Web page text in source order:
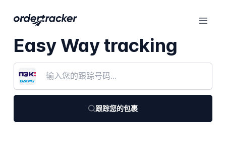
Easy Way tracking
跟踪您的包裹